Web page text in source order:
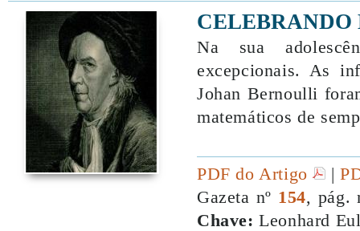
CELEBRANDO
Na sua
excepcionais. As
Johan Bernoulli
matemáticos de
PDF do Artigo |
Gazeta nº 154, pág.
Chave: Leonhard